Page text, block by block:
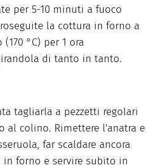
per 5-10 minuti a fuoco
la cottura in forno a
°C) per 1 ora
di tanto in tanto.
tagliarla a pezzetti regolari
al colino. Rimettere l'anatra e
far scaldare ancora
forno e servire subito in